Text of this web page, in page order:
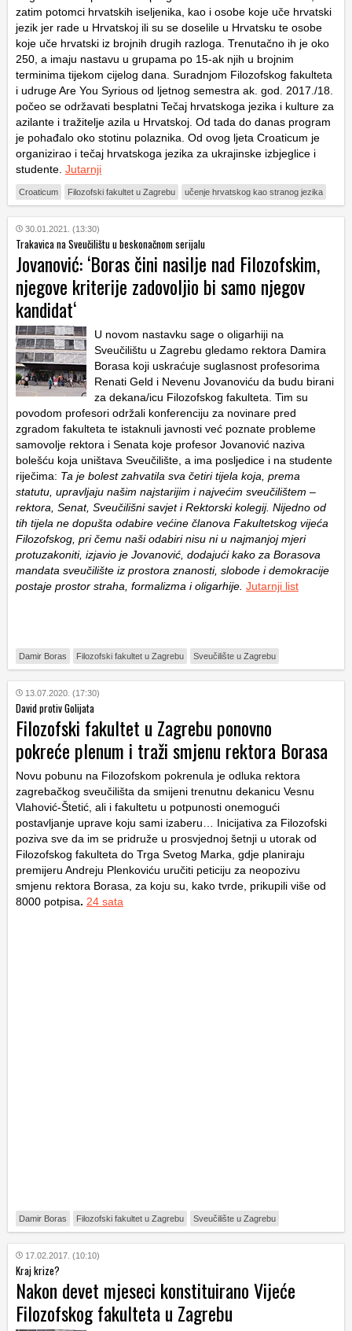
zatim potomci hrvatskih iseljenika, kao i osobe koje uče hrvatski
jezik jer rade u Hrvatskoj ili su se doselile u Hrvatsku te osobe
koje uče hrvatski iz brojnih drugih razloga. Trenutačno ih je oko
250, a imaju nastavu u grupama po 15-ak njih u brojnim
terminima tijekom cijelog dana. Suradnjom Filozofskog fakulteta
i udruge Are You Syrious od ljetnog semestra ak. god. 2017./18.
počeo se održavati besplatni Tečaj hrvatskoga jezika i kulture za
azilante i tražitelje azila u Hrvatskoj. Od tada do danas program
je pohađalo oko stotinu polaznika. Od ovog ljeta Croaticum je
organizirao i tečaj hrvatskoga jezika za ukrajinske izbjeglice i
studente. Jutarnji
Croaticum Filozofski fakultet u Zagrebu učenje hrvatskog kao stranog jezika
30.01.2021. (13:30)
Trakavica na Sveučilištu u beskonačnom serijalu
Jovanović: ‘Boras čini nasilje nad Filozofskim,
njegove kriterije zadovoljio bi samo njegov
kandidat‘
U novom nastavku sage o oligarhiji na
Sveučilištu u Zagrebu gledamo rektora Damira
Borasa koji uskraćuje suglasnost profesorima
Renati Geld i Nevenu Jovanoviću da budu birani
za dekana/icu Filozofskog fakulteta. Tim su
povodom profesori održali konferenciju za novinare pred
zgradom fakulteta te istaknuli javnosti već poznate probleme
samovolje rektora i Senata koje profesor Jovanović naziva
bolešću koja uništava Sveučilište, a ima posljedice i na studente
riječima: Ta je bolest zahvatila sva četiri tijela koja, prema
statutu, upravljaju našim najstarijim i najvećim sveučilištem –
rektora, Senat, Sveučilišni savjet i Rektorski kolegij. Nijedno od
tih tijela ne dopušta odabire većine članova Fakultetskog vijeća
Filozofskog, pri čemu naši odabiri nisu ni u najmanjoj mjeri
protuzakoniti, izjavio je Jovanović, dodajući kako za Borasova
mandata sveučilište iz prostora znanosti, slobode i demokracije
postaje prostor straha, formalizma i oligarhije. Jutarnji list
Damir Boras Filozofski fakultet u Zagrebu Sveučilište u Zagrebu
13.07.2020. (17:30)
David protiv Golijata
Filozofski fakultet u Zagrebu ponovno
pokreće plenum i traži smjenu rektora Borasa
Novu pobunu na Filozofskom pokrenula je odluka rektora
zagrebačkog sveučilišta da smijeni trenutnu dekanicu Vesnu
Vlahović-Štetić, ali i fakultetu u potpunosti onemogući
postavljanje uprave koju sami izaberu… Inicijativa za Filozofski
poziva sve da im se pridruže u prosvjednoj šetnji u utorak od
Filozofskog fakulteta do Trga Svetog Marka, gdje planiraju
premijeru Andreju Plenkoviću uručiti peticiju za neopozivu
smjenu rektora Borasa, za koju su, kako tvrde, prikupili više od
8000 potpisa. 24 sata
Damir Boras Filozofski fakultet u Zagrebu Sveučilište u Zagrebu
17.02.2017. (10:10)
Kraj krize?
Nakon devet mjeseci konstituirano Vijeće
Filozofskog fakulteta u Zagrebu